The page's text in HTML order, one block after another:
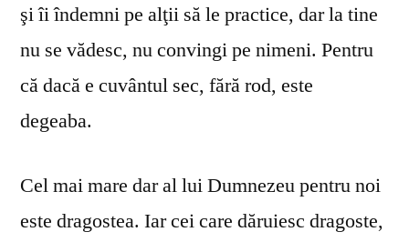
şi îi îndemni pe alţii să le practice, dar la tine
nu se vă­desc, nu convingi pe nimeni. Pentru
că dacă e cuvântul sec, fără rod, este
degeaba.
Cel mai mare dar al lui Dumnezeu pentru noi
este dragostea. Iar cei care dăruiesc dragoste,